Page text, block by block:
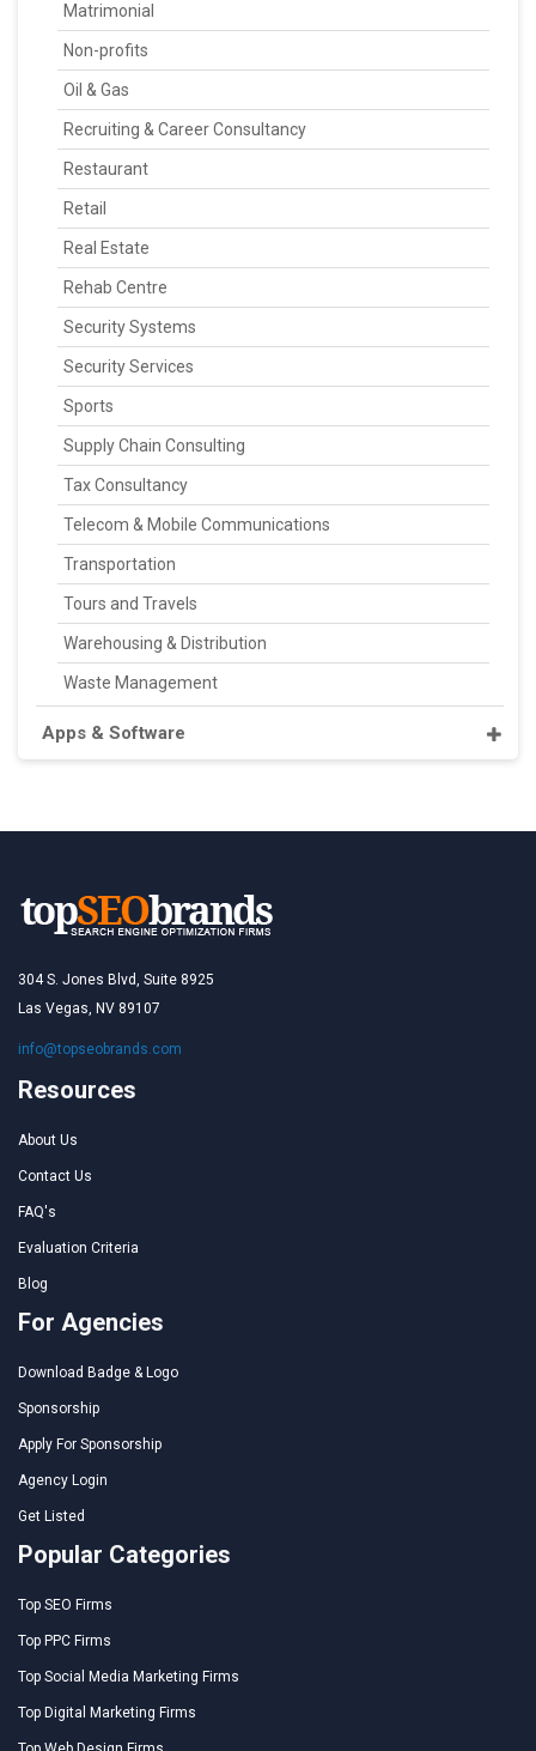
Matrimonial
Non-profits
Oil & Gas
Recruiting & Career Consultancy
Restaurant
Retail
Real Estate
Rehab Centre
Security Systems
Security Services
Sports
Supply Chain Consulting
Tax Consultancy
Telecom & Mobile Communications
Transportation
Tours and Travels
Warehousing & Distribution
Waste Management
Apps & Software
304 S. Jones Blvd, Suite 8925
Las Vegas, NV 89107
info@topseobrands.com
Resources
About Us
Contact Us
FAQ's
Evaluation Criteria
Blog
For Agencies
Download Badge & Logo
Sponsorship
Apply For Sponsorship
Agency Login
Get Listed
Popular Categories
Top SEO Firms
Top PPC Firms
Top Social Media Marketing Firms
Top Digital Marketing Firms